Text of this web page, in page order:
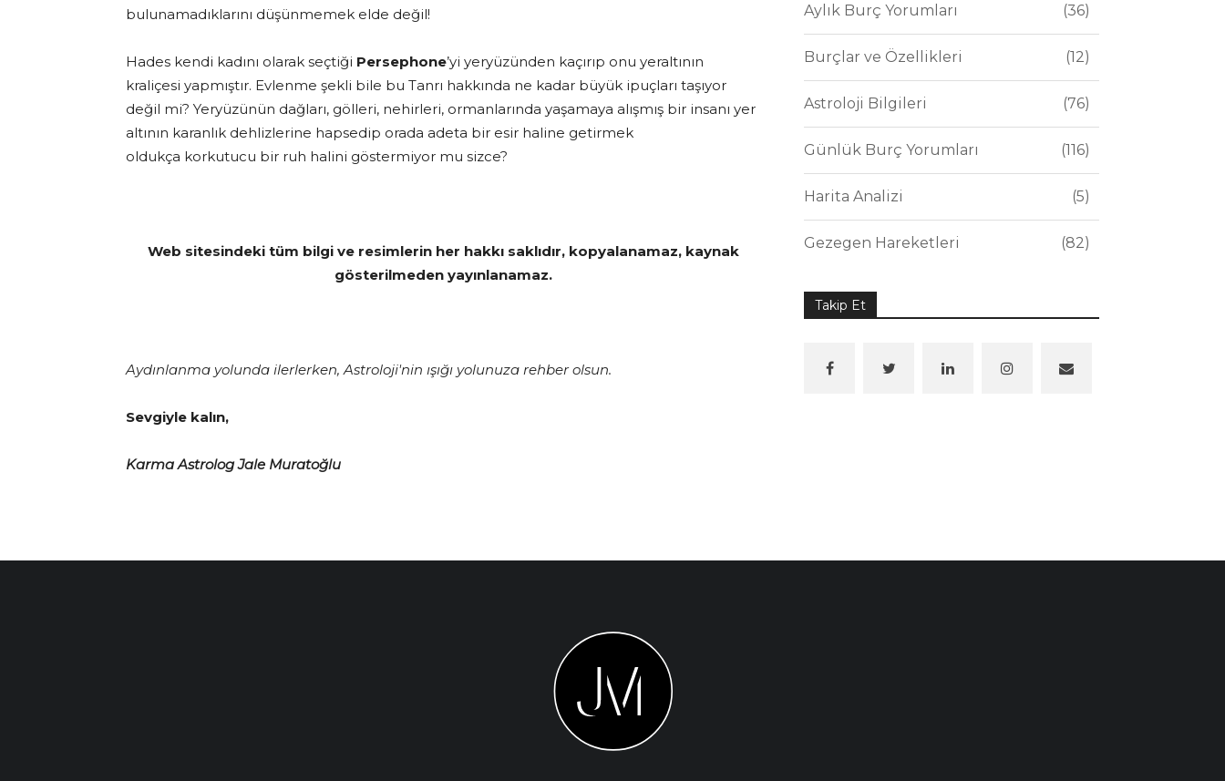
bulunamadıklarını düşünmemek elde değil!
Hades kendi kadını olarak seçtiği Persephone’yi yeryüzünden kaçırıp onu yeraltının
kraliçesi yapmıştır. Evlenme şekli bile bu Tanrı hakkında ne kadar büyük ipuçları taşıyor
değil mi? Yeryüzünün dağları, gölleri, nehirleri, ormanlarında yaşamaya alışmış bir insanı yer
altının karanlık dehlizlerine hapsedip orada adeta bir esir haline getirmek
oldukça korkutucu bir ruh halini göstermiyor mu sizce?
Web sitesindeki tüm bilgi ve resimlerin her hakkı saklıdır, kopyalanamaz, kaynak
gösterilmeden yayınlanamaz.
Aydınlanma yolunda ilerlerken, Astroloji'nin ışığı yolunuza rehber olsun.
Sevgiyle kalın,
Karma Astrolog Jale Muratoğlu
Aylık Burç Yorumları 36
Burçlar ve Özellikleri 12
Astroloji Bilgileri 76
Günlük Burç Yorumları 116
Harita Analizi 5
Gezegen Hareketleri 82
Takip Et